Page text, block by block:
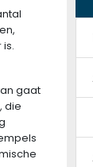
gaat
die